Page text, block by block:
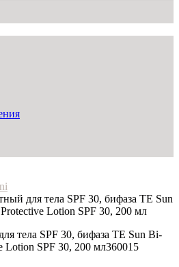
для тела SPF 30, бифаза TE Sun
Lotion SPF 30, 200 мл
тела SPF 30, бифаза TE Sun Bi-
Lotion SPF 30, 200 мл360015